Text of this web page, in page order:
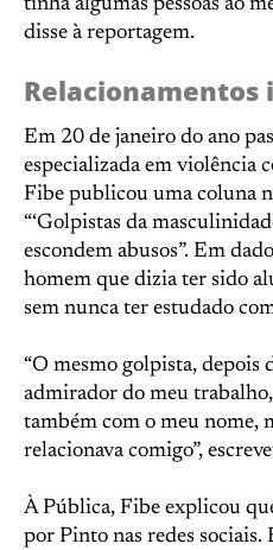
tinha algumas pessoas ao
disse à reportagem.
Relacionamentos
Em 20 de janeiro do ano
especializada em violência
Fibe publicou uma coluna
“‘Golpistas da
escondem abusos”. Em
homem que dizia ter sido
sem nunca ter estudado
“O mesmo golpista, depois
admirador do meu
também com o meu nome,
relacionava comigo”,
À Pública, Fibe explicou
por Pinto nas redes sociais.